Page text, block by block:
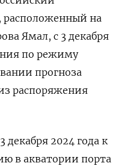
расположенный на
Ямал, с 3 декабря
по режиму
прогноза
распоряжения
декабря 2024 года к
в акватории порта